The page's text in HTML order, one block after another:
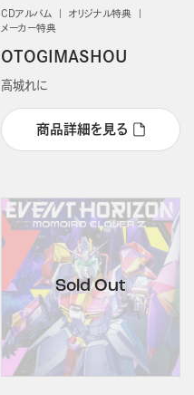
CDアルバム
オリジナル特典
メーカー特典
OTOGIMASHOU
高城れに
商品詳細を見る